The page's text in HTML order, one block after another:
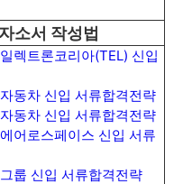
소서 작성법
렉트론코리아(TEL) 신입
동차 신입 서류합격전략
동차 신입 서류합격전략
어로스페이스 신입 서류
룹 신입 서류합격전략